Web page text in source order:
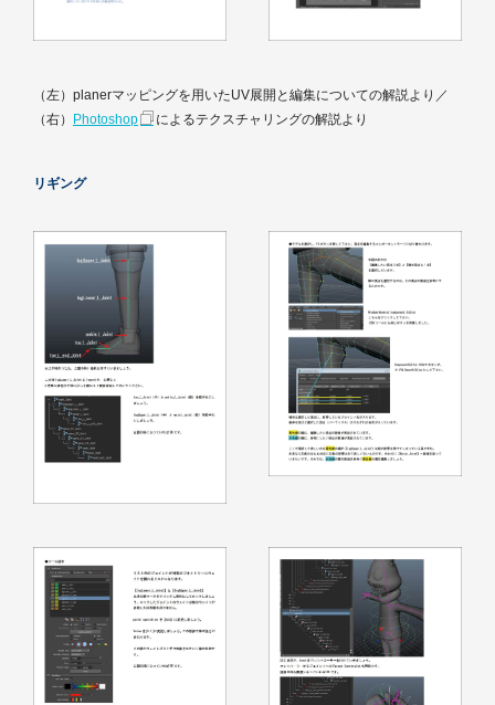
（左）planerマッピングを用いたUV展開と編集についての解説より／
（右） Photoshop によるテクスチャリングの解説より
リギング